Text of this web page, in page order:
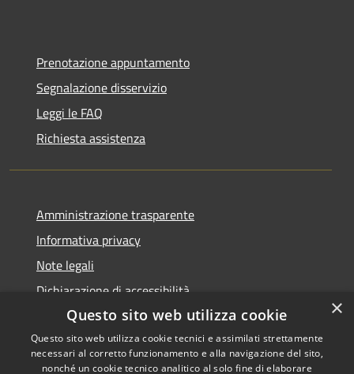
Prenotazione appuntamento
Segnalazione disservizio
Leggi le FAQ
Richiesta assistenza
Amministrazione trasparente
Informativa privacy
Note legali
Dichiarazione di accessibilità
Copyright © 2026 • Comune di
×
Questo sito web utilizza cookie
Questo sito web utilizza cookie tecnici e assimilati strettamente
necessari al corretto funzionamento e alla navigazione del sito,
nonché un cookie tecnico analitico al solo fine di elaborare